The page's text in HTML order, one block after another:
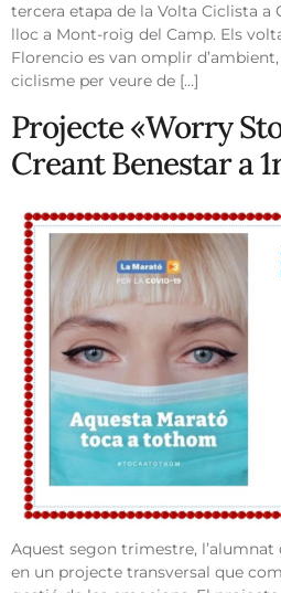
tercera etapa de la Volta Ciclista a
lloc a Mont-roig del Camp. Els
Florencio es van omplir d’ambient,
ciclisme per veure de […]
Projecte «Worry
Creant Benestar a
Aquest segon trimestre, l’alumnat
en un projecte transversal que